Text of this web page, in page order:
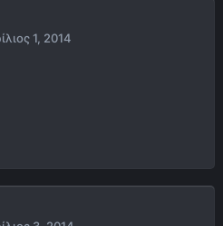
1, 2014